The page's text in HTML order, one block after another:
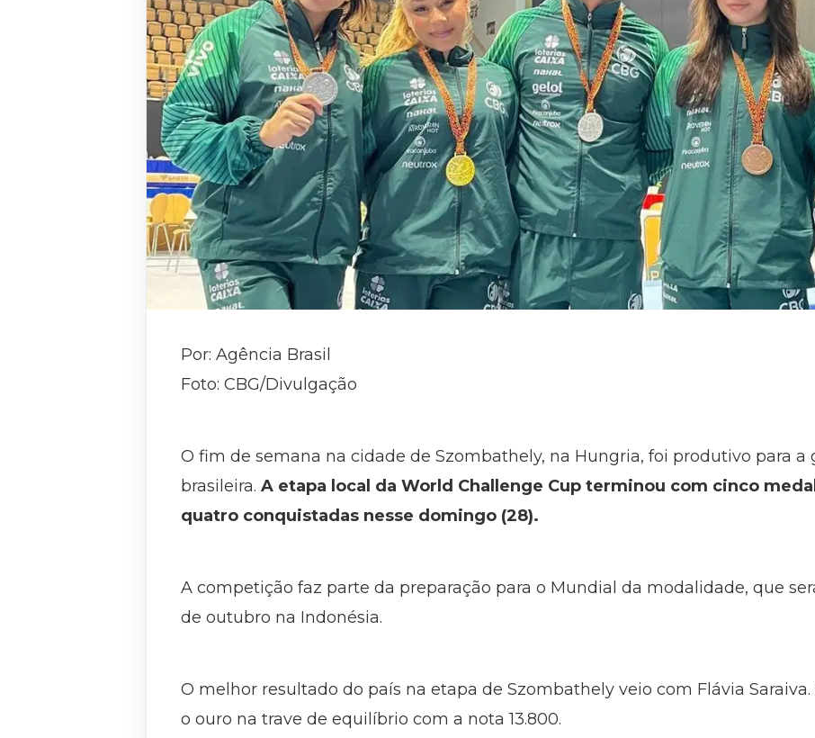
Por: Agência Brasil
Foto: CBG/Divulgação
O fim de semana na cidade de Szombathely, na Hungria, foi produtivo para a
brasileira. A etapa local da World Challenge Cup terminou com cinco
quatro conquistadas nesse domingo (28).
A competição faz parte da preparação para o Mundial da modalidade, que
de outubro na Indonésia.
O melhor resultado do país na etapa de Szombathely veio com Flávia
o ouro na trave de equilíbrio com a nota 13.800.